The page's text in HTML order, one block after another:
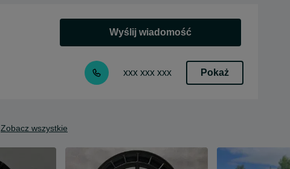
Wyślij wiadomość
xxx xxx xxx Pokaż
Zobacz wszystkie